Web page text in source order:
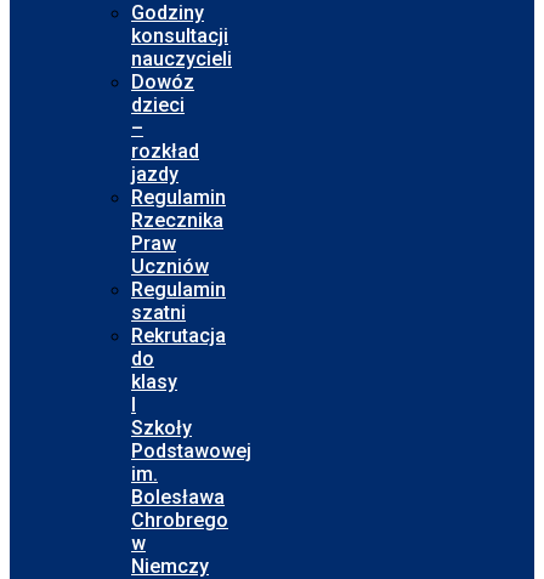
Godziny
konsultacji
nauczycieli
Dowóz
dzieci
–
rozkład
jazdy
Regulamin
Rzecznika
Praw
Uczniów
Regulamin
szatni
Rekrutacja
do
klasy
I
Szkoły
Podstawowej
im.
Bolesława
Chrobrego
w
Niemczy